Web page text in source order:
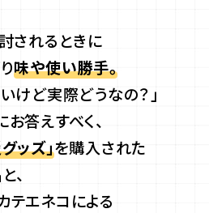
されるときに
味や使い勝手。
けど実際どうなの？」
答えすべく、
ッズ」を購入された
、
テエネコによる